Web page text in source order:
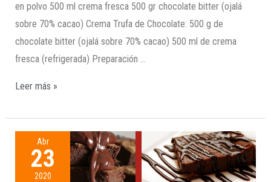
en polvo 500 ml crema fresca 500 gr chocolate bitter (ojalá
sobre 70% cacao) Crema Trufa de Chocolate: 500 g de
chocolate bitter (ojalá sobre 70% cacao) 500 ml de crema
fresca (refrigerada) Preparación …
Leer más »
Abr
23
2020